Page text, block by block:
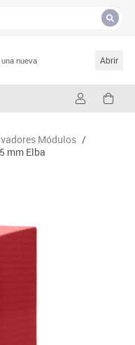
nueva
Abrir
la búsqueda
Módulos /
mm Elba